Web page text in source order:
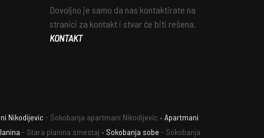
Dovoljno je samo da nas kontaktirate na
stranici za kontakt i stvar će biti rešena.
KONTAKT
Nikodijevic - Sokobanja apartmani Nikodijevic • Apartmani
- Stara planina smestaj • Sokobanja sobe - Sokobanja